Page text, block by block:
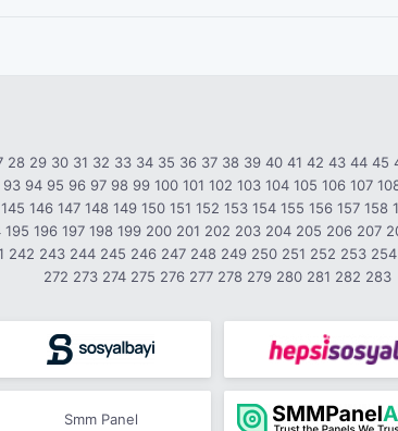
28 29 30 31 32 33 34 35 36 37 38 39 40 41 42 43 44 45
93 94 95 96 97 98 99 100 101 102 103 104 105 106 107
145 146 147 148 149 150 151 152 153 154 155 156 157 158
195 196 197 198 199 200 201 202 203 204 205 206 207
242 243 244 245 246 247 248 249 250 251 252 253 254
272 273 274 275 276 277 278 279 280 281 282 283
Smm Panel